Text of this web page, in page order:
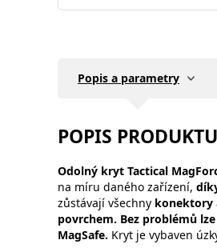
Popis a parametry
POPIS PRODUKTU
Odolný kryt Tactical
na míru daného zařízení,
zůstávají všechny konektory
povrchem. Bez problémů
MagSafe. Kryt je vybaven